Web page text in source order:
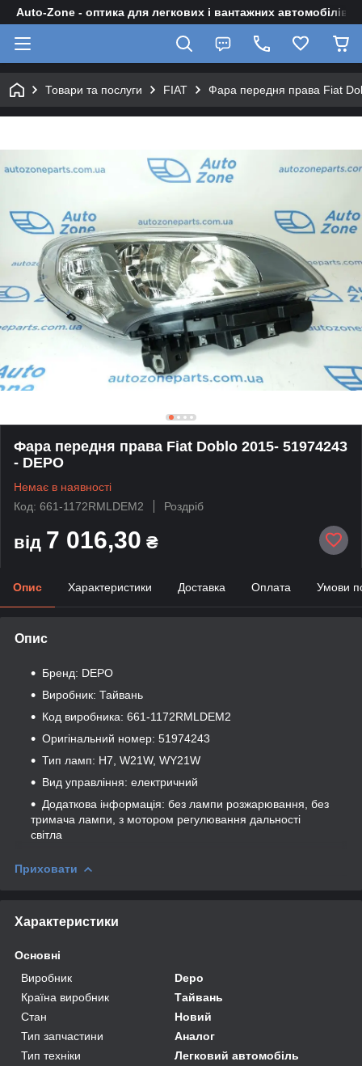
Auto-Zone - оптика для легкових і вантажних автомобілів
Товари та послуги FIAT Фара передня права Fiat
Фара передня права Fiat Doblo 2015- 51974243
- DEPO
Немає в наявності
Код: 661-1172RMLDEM2
Роздріб
від 7 016,30 ₴
Опис Характеристики Доставка Оплата Умови
Опис
Бренд: DEPO
Виробник: Тайвань
Код виробника: 661-1172RMLDEM2
Оригінальний номер: 51974243
Тип ламп: H7, W21W, WY21W
Вид управління: електричний
Додаткова інформація: без лампи розжарювання, без
тримача лампи, з мотором регулювання дальності
світла
Приховати
Характеристики
Основні
Виробник
Depo
Країна виробник
Тайвань
Стан
Новий
Тип запчастини
Аналог
Тип техніки
Легковий автомобіль